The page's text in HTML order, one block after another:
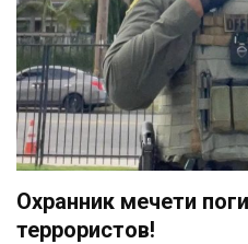
Охранник мечети
террористов!